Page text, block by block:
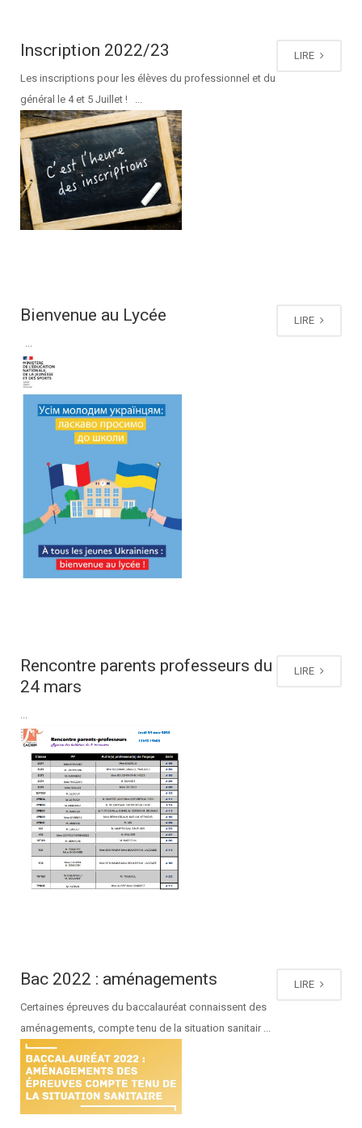
LIRE
Inscription 2022/23
Les inscriptions pour les élèves du professionnel et du
général le 4 et 5 Juillet ! ...
LIRE
Bienvenue au Lycée
...
LIRE
Rencontre parents professeurs du
24 mars
LIRE
Bac 2022 : aménagements
Certaines épreuves du baccalauréat connaissent des
aménagements, compte tenu de la situation sanitair ...